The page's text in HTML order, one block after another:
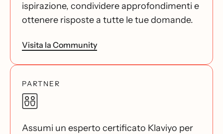
ispirazione, condividere approfondimenti e
ottenere risposte a tutte le tue domande.
Visita la Community
PARTNER
Assumi un esperto certificato Klaviyo per